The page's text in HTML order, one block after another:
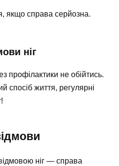
якщо справа серйозна.
ніг
профілактики не обійтись.
спосіб життя, регулярні
ніг — справа